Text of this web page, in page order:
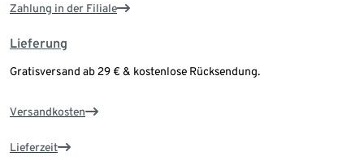
Zahlung in der Filiale
Lieferung
Gratisversand ab 29 € & kostenlose Rücksendung.
Versandkosten
Lieferzeit